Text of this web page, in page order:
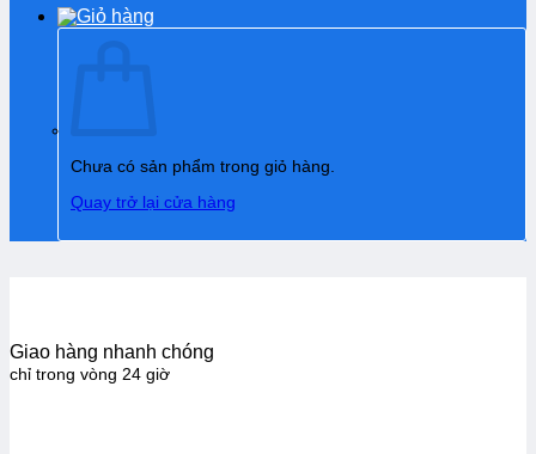
Chưa có sản phẩm trong giỏ hàng.
Quay trở lại cửa hàng
Giao hàng nhanh chóng
chỉ trong vòng 24 giờ